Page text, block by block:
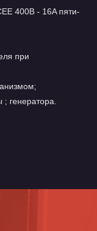
400В - 16A пяти-
при
генератора.